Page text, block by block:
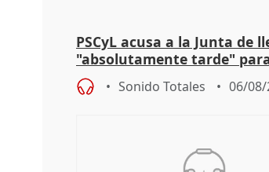
PSCyL acusa a la Junta de
"absolutamente tarde"
problemas como Newcastle
Sonido Totales 06/08/